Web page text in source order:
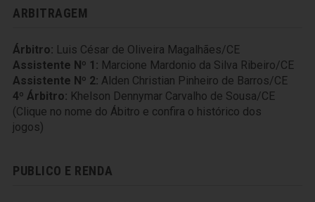
ARBITRAGEM
Árbitro: Luis César de Oliveira Magalhães/CE
Assistente Nº 1: Marcione Mardonio da Silva Ribeiro/CE
Assistente Nº 2: Alden Christian Pinheiro de Barros/CE
4º Árbitro: Khelson Dennymar Carvalho de Sousa/CE
(Clique no nome do Ábitro e confira o histórico dos
jogos)
PUBLICO E RENDA